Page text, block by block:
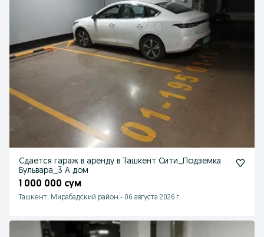
Сдается гараж в аренду в Ташкент Сити_Подземка
Бульвара_3 А дом
1 000 000 сум
Ташкент, Мирабадский район - 06 августа 2026 г.